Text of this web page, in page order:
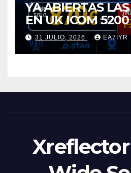
YA ABIERTAS
EN UK ICOM 5200
31 JULIO, 2026 EA7IYR